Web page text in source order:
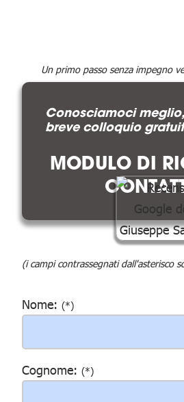
Un primo passo senza impegno
Conosciamoci
breve colloquio
MODULO DI
(i campi contrassegnati dall'asterisco
Nome: (*)
Cognome: (*)